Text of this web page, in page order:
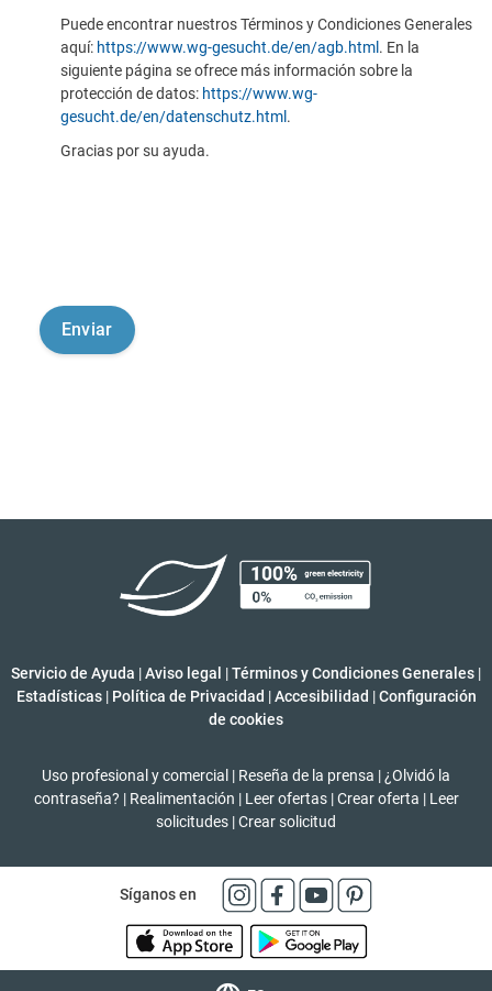
Puede encontrar nuestros Términos y Condiciones Generales
aquí: https://www.wg-gesucht.de/en/agb.html . En la
siguiente página se ofrece más información sobre la
protección de datos: https://www.wg-
gesucht.de/en/datenschutz.html .
Gracias por su ayuda.
Servicio de Ayuda |Aviso legal |Términos y Condiciones Generales |
Estadísticas | Política de Privacidad | Accesibilidad | Configuración
de cookies
Uso profesional y comercial | Reseña de la prensa | ¿Olvidó la
contraseña? | Realimentación | Leer ofertas | Crear oferta | Leer
solicitudes |Crear solicitud
Síganos en